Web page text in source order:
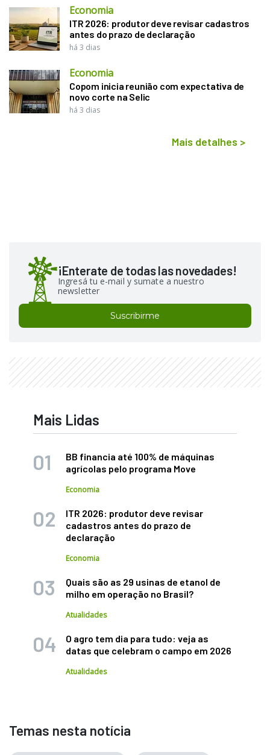
Economia
ITR 2026: produtor deve revisar cadastros
antes do prazo de declaração
há 3 dias
Economia
Copom inicia reunião com expectativa de
novo corte na Selic
há 3 dias
Mais detalhes >
¡Enterate de todas las novedades!
Ingresá tu e-mail y sumate a nuestro
newsletter
Suscribirme
Mais Lidas
BB financia até 100% de máquinas
agrícolas pelo programa Move
Economia
ITR 2026: produtor deve revisar
cadastros antes do prazo de
declaração
Economia
Quais são as 29 usinas de etanol de
milho em operação no Brasil?
Atualidades
O agro tem dia para tudo: veja as
datas que celebram o campo em 2026
Atualidades
Temas nesta notícia